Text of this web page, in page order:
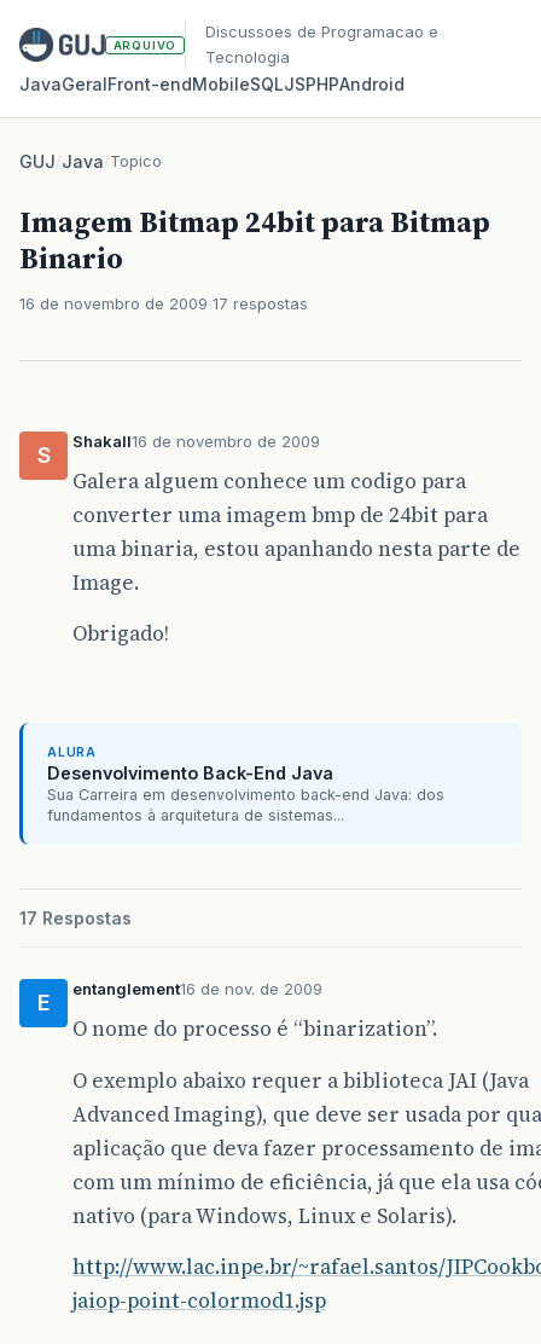
ARQUIVO
Discussoes de Programacao e
Tecnologia
JavaGeralFront‑endMobileSQLJSPHPAndroid
GUJ/Java/Topico
Imagem Bitmap 24bit para Bitmap
Binario
16 de novembro de 2009 17 respostas
S
Shakall16 de novembro de 2009
Galera alguem conhece um codigo para
converter uma imagem bmp de 24bit para
uma binaria, estou apanhando nesta parte de
Image.
Obrigado!
ALURA
Desenvolvimento Back-End Java
Sua Carreira em desenvolvimento back-end Java: dos
fundamentos à arquitetura de sistemas...
17 Respostas
E
entanglement16 de nov. de 2009
O nome do processo é “binarization”.
O exemplo abaixo requer a biblioteca JAI (Java
Advanced Imaging), que deve ser usada por
aplicação que deva fazer processamento de
com um mínimo de eficiência, já que ela usa
nativo (para Windows, Linux e Solaris).
http://www.lac.inpe.br/~rafael.santos/
jaiop-point-colormod1.jsp